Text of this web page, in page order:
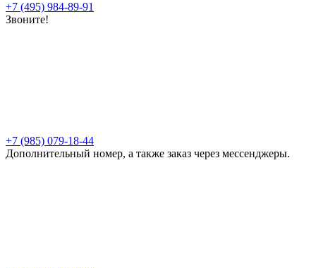
+7 (495) 984-89-91
Звоните!
+7 (985) 079-18-44
Дополнительный номер, а также заказ через мессенджеры.